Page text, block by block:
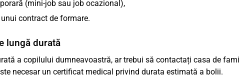
(mini-job sau job ocazional),
contract de formare.
lungă durată
a copilului dumneavoastră, ar trebui să contactați casa de
necesar un certificat medical privind durata estimată a bolii.